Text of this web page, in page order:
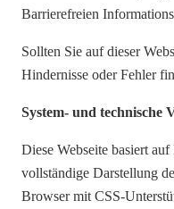
Barrierefreien
Sollten Sie auf dieser
Hindernisse oder Fehler
System- und technische
Diese Webseite basiert
vollständige Darstellung
Browser mit CSS-